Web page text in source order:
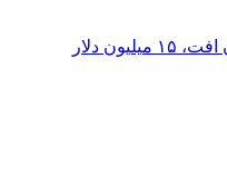
صندوق ETF مورگان استنلی در زمان افت، ۱۵ میلیون دلار